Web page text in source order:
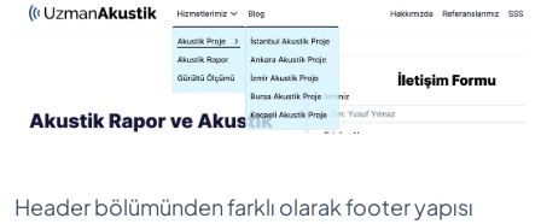
Header bölümünden farklı olarak footer yapısı